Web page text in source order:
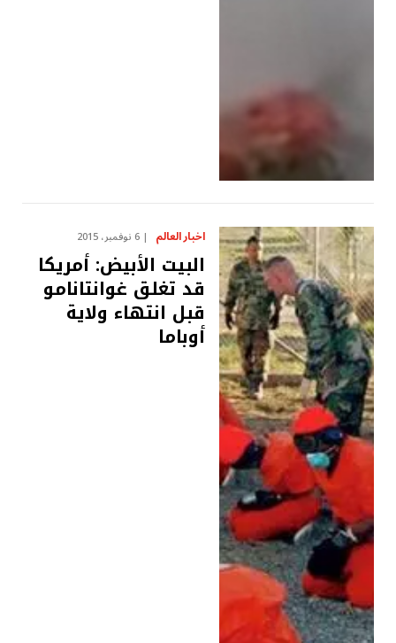
اخبار العالم 6 نوفمبر، 2015
البيت الأبيض: أمريكا
قد تغلق غوانتانامو
قبل انتهاء ولاية
أوباما